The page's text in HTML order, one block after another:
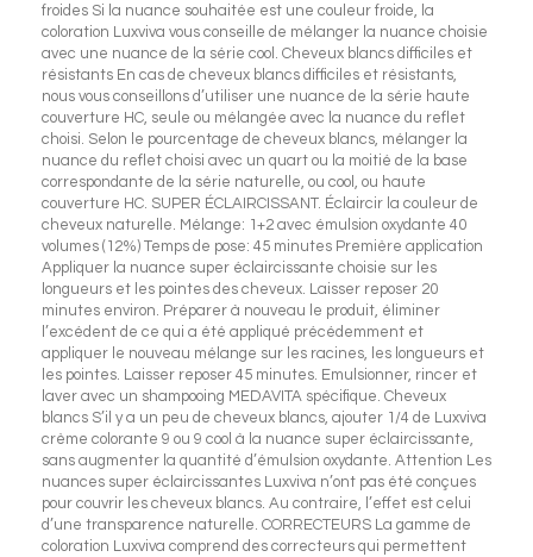
froides Si la nuance souhaitée est une couleur froide, la
coloration Luxviva vous conseille de mélanger la nuance choisie
avec une nuance de la série cool. Cheveux blancs difficiles et
résistants En cas de cheveux blancs difficiles et résistants,
nous vous conseillons d’utiliser une nuance de la série haute
couverture HC, seule ou mélangée avec la nuance du reflet
choisi. Selon le pourcentage de cheveux blancs, mélanger la
nuance du reflet choisi avec un quart ou la moitié de la base
correspondante de la série naturelle, ou cool, ou haute
couverture HC. SUPER ÉCLAIRCISSANT. Éclaircir la couleur de
cheveux naturelle. Mélange: 1+2 avec émulsion oxydante 40
volumes (12%) Temps de pose: 45 minutes Première application
Appliquer la nuance super éclaircissante choisie sur les
longueurs et les pointes des cheveux. Laisser reposer 20
minutes environ. Préparer à nouveau le produit, éliminer
l’excédent de ce qui a été appliqué précédemment et
appliquer le nouveau mélange sur les racines, les longueurs et
les pointes. Laisser reposer 45 minutes. Emulsionner, rincer et
laver avec un shampooing MEDAVITA spécifique. Cheveux
blancs S’il y a un peu de cheveux blancs, ajouter 1/4 de Luxviva
crème colorante 9 ou 9 cool à la nuance super éclaircissante,
sans augmenter la quantité d’émulsion oxydante. Attention Les
nuances super éclaircissantes Luxviva n’ont pas été conçues
pour couvrir les cheveux blancs. Au contraire, l’effet est celui
d’une transparence naturelle. CORRECTEURS La gamme de
coloration Luxviva comprend des correcteurs qui permettent